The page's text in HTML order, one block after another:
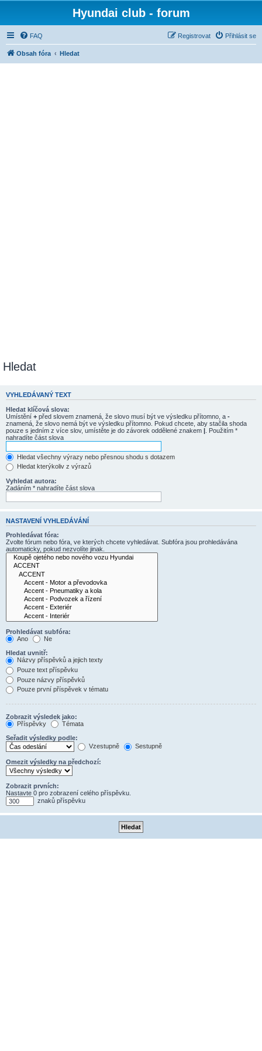
Hyundai club - forum
FAQ Přihlásit se
Registrovat
Obsah fóra Hledat
Hledat
VYHLEDÁVANÝ TEXT
Hledat klíčová slova:
Umístění + před slovem znamená, že slovo musí být ve výsledku přítomno, a -
znamená, že slovo nemá být ve výsledku přítomno. Pokud chcete, aby stačila shoda
pouze s jedním z více slov, umístěte je do závorek oddělené znakem | . Použitím *
nahradíte část slova
Hledat všechny výrazy nebo přesnou shodu s dotazem
Hledat kterýkoliv z výrazů
Vyhledat autora:
Zadáním * nahradíte část slova
NASTAVENÍ VYHLEDÁVÁNÍ
Prohledávat fóra:
Zvolte fórum nebo fóra, ve kterých chcete vyhledávat. Subfóra jsou prohledávána
automaticky, pokud nezvolíte jinak.
Prohledávat subfóra:
Ano
Ne
Hledat uvnitř:
Názvy příspěvků a jejich texty
Pouze text příspěvku
Pouze názvy příspěvků
Pouze první příspěvek v tématu
Zobrazit výsledek jako:
Příspěvky
Témata
Seřadit výsledky podle:
Vzestupně
Sestupně
Omezit výsledky na předchozí:
Zobrazit prvních:
Nastavte 0 pro zobrazení celého příspěvku.
znaků příspěvku